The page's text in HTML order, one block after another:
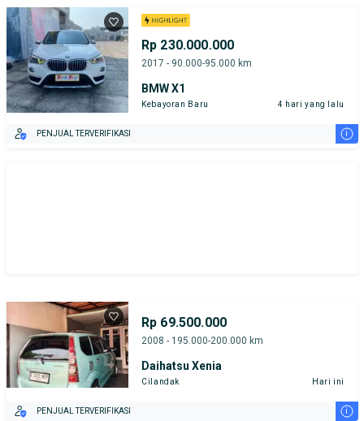
Harga Merek Dan Model
Tipe Bodi Tipe Membership
Rp 230.000.000
2017 - 90.000-95.000 km
BMW X1
Kebayoran Baru 4 hari yang lalu
PENJUAL TERVERIFIKASI i
Rp 69.500.000
2008 - 195.000-200.000 km
Daihatsu Xenia
Cilandak Hari ini
PENJUAL TERVERIFIKASI i